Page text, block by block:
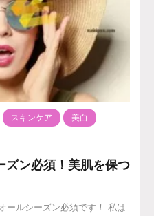
スキンケア 美白
ズン必須！美肌を保つ
ールシーズン必須です！ 私は